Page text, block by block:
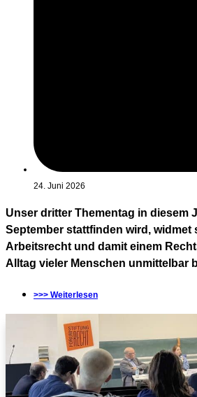
24. Juni 2026
Unser dritter Thementag in diesem
September stattfinden wird, widmet
Arbeitsrecht und damit einem
Alltag vieler Menschen unmittelbar
>>> Weiterlesen